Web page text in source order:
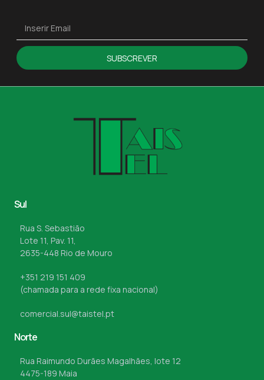
SUBSCREVER
Sul
Rua S. Sebastião
Lote 11, Pav. 11,
2635-448 Rio de Mouro
+351 219 151 409
(chamada para a rede fixa nacional)
comercial.sul@taistel.pt
Norte
Rua Raimundo Durães Magalhães, lote 12
4475-189 Maia